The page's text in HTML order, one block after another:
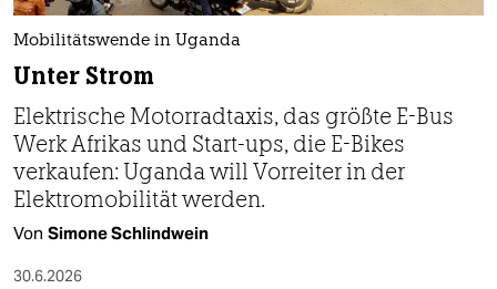
Mobilitätswende in Uganda
Unter Strom
Elektrische Motorradtaxis, das größte E-Bus
Werk Afrikas und Start-ups, die E-Bikes
verkaufen: Uganda will Vorreiter in der
Elektromobilität werden.
Von Simone Schlindwein
30.6.2026